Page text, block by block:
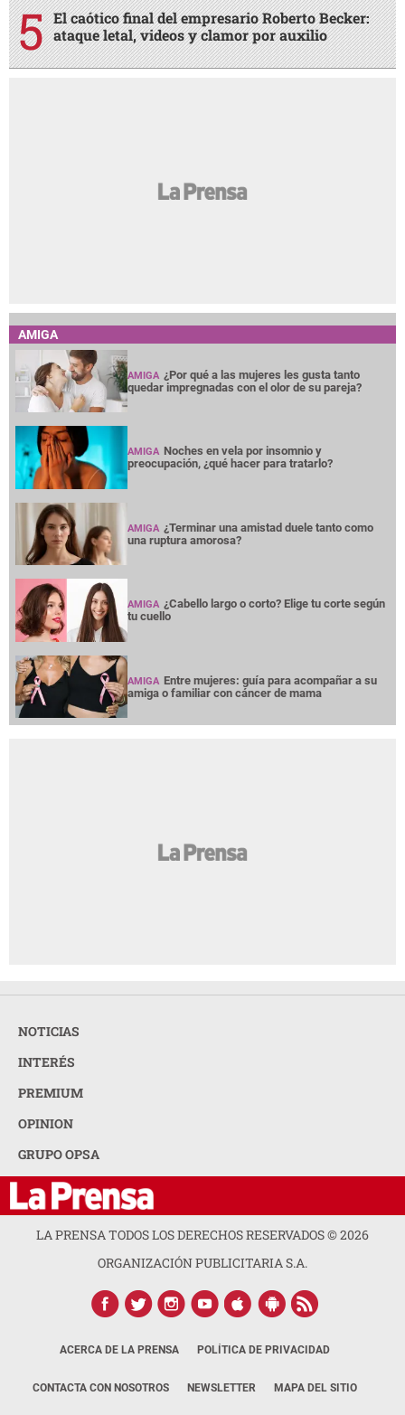
El caótico final del empresario Roberto Becker:
ataque letal, videos y clamor por auxilio
AMIGA
AMIGA ¿Por qué a las mujeres les gusta tanto
quedar impregnadas con el olor de su pareja?
AMIGA Noches en vela por insomnio y
preocupación, ¿qué hacer para tratarlo?
AMIGA ¿Terminar una amistad duele tanto como
una ruptura amorosa?
AMIGA ¿Cabello largo o corto? Elige tu corte según
tu cuello
AMIGA Entre mujeres: guía para acompañar a su
amiga o familiar con cáncer de mama
NOTICIAS
INTERÉS
PREMIUM
OPINION
GRUPO OPSA
LA PRENSA TODOS LOS DERECHOS RESERVADOS ©2026
ORGANIZACIÓN PUBLICITARIA S.A.
ACERCA DE LA PRENSA POLÍTICA DE PRIVACIDAD
CONTACTA CON NOSOTROS NEWSLETTER MAPA DEL SITIO